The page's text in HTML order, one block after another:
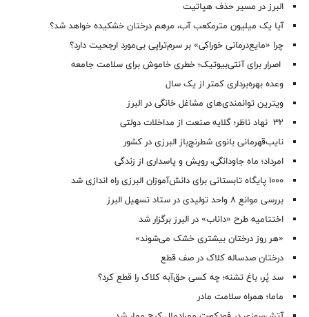
البرز در مسیر حذف هپاتیت
آیا یک میلیون مترمکعب آب، مرهم درختان خشکیده خواهد شد؟
چرا «مایع‌درمانی خوراکی» بر سرم‌تراپی بی‌مورد ارجحیت دارد؟
اصرار برای آنتی‌بیوتیک؛ خطری خاموش برای سلامت جامعه
وعده بهره‌برداری کمتر از یک سال
ویترین توانمندی‌های مشاغل خانگی در البرز
۳۲ نهاد ناظر؛ گلایه صنعت از مداخلات دولتی
نایب‌قهرمانی بانوی شطرنج‌باز البرزی در کشور
امرداد؛ ماه جاودانگی، رویش و پاسداری از زندگی
۱۰۰۰ پایگاه تابستانی برای دانش‌آموزان البرزی راه اندازی شد
بررسی موانع ۸ واحد تولیدی در ستاد تسهیل البرز
اختتامیه طرح «داناب» در البرز برگزار شد
«هر روز درختان بیشتری خشک می‌شوند»
درختان صدساله کلاک در صف قطع
سد پُر، باغ تشنه؛ چه کسی حق‌آبه کلاک را قطع کرد؟
ماما؛ همراه سلامت مادر